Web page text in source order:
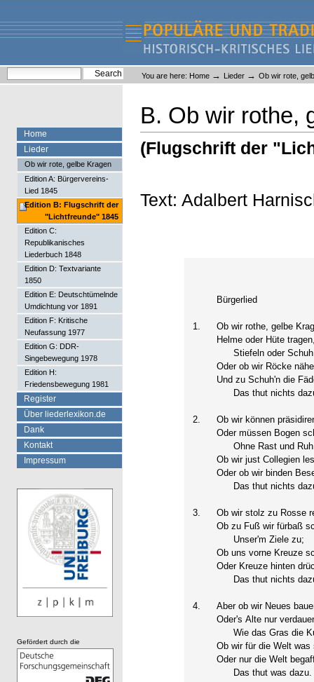
content.
navigation
Liederlexikon
Personal
tools
You are here: Home → Lieder → Ob wir rote,
B. Ob wir rothe,
(Flugschrift der
Text: Adalbert
Bürgerlied
1.
Ob wir rothe, gelbe
Helme oder Hüte
Stiefeln oder
Oder ob wir Röcke
Und zu Schuh'n die
Das thut nichts
2.
Ob wir können
Oder müssen Bogen
Ohne Rast und
Ob wir just Collegien
Oder ob wir binden
Das thut nichts
3.
Ob wir stolz zu Rosse
Ob zu Fuß wir fürbaß
Unser'm Ziele zu;
Ob uns vorne Kreuze
Oder Kreuze hinten
Das thut nichts
4.
Aber ob wir Neues
Oder's Alte nur
Wie das Gras die
Ob wir für die Welt was
Oder nur die Welt
Das thut was dazu.
Home
Lieder
Ob wir rote, gelbe Kragen
Edition A: Bürgervereins-
Lied 1845
Edition B: Flugschrift der
"Lichtfreunde" 1845
Edition C:
Republikanisches
Liederbuch 1848
Edition D: Textvariante
1850
Edition E: Deutschtümelnde
Umdichtung vor 1891
Edition F: Kritische
Neufassung 1977
Edition G: DDR-
Singebewegung 1978
Edition H:
Friedensbewegung 1981
Register
Über liederlexikon.de
Dank
Kontakt
Impressum
Gefördert durch die